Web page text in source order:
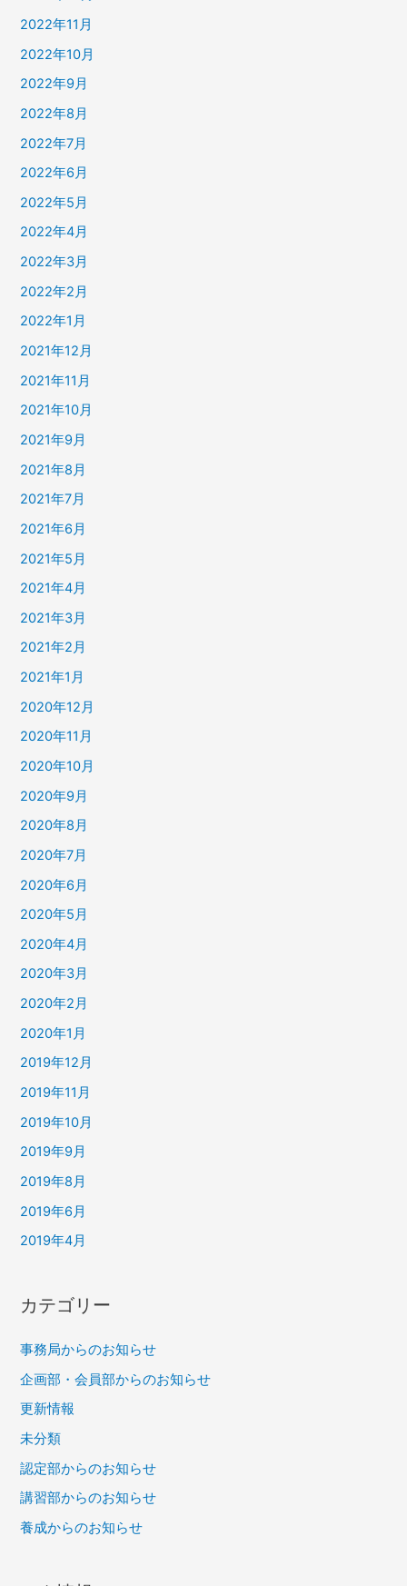
2022年11月
2022年10月
2022年9月
2022年8月
2022年7月
2022年6月
2022年5月
2022年4月
2022年3月
2022年2月
2022年1月
2021年12月
2021年11月
2021年10月
2021年9月
2021年8月
2021年7月
2021年6月
2021年5月
2021年4月
2021年3月
2021年2月
2021年1月
2020年12月
2020年11月
2020年10月
2020年9月
2020年8月
2020年7月
2020年6月
2020年5月
2020年4月
2020年3月
2020年2月
2020年1月
2019年12月
2019年11月
2019年10月
2019年9月
2019年8月
2019年6月
2019年4月
カテゴリー
事務局からのお知らせ
企画部・会員部からのお知らせ
更新情報
未分類
認定部からのお知らせ
講習部からのお知らせ
養成からのお知らせ